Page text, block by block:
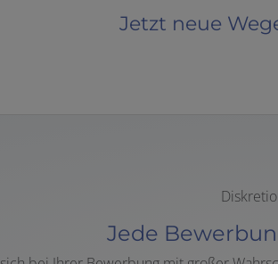
Jetzt neue
Jede